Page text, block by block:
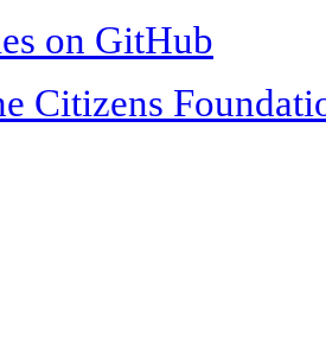
on GitHub
Citizens